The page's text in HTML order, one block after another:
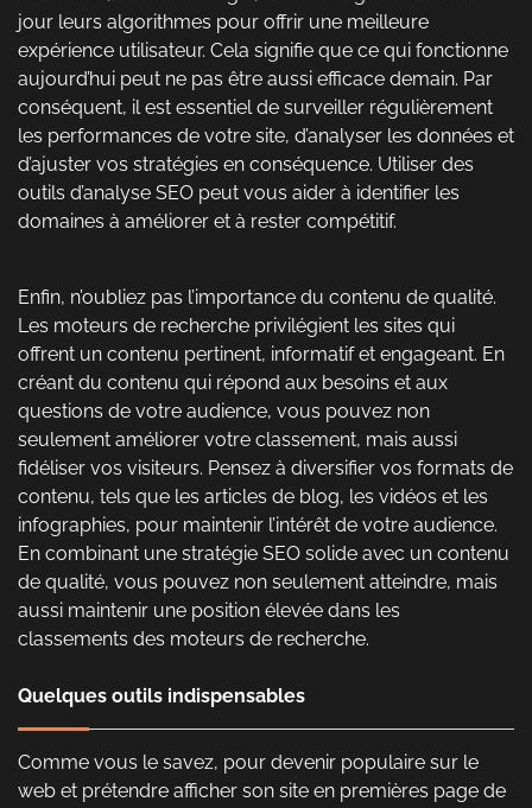
jour leurs algorithmes pour offrir une meilleure
expérience utilisateur. Cela signifie que ce qui fonctionne
aujourd’hui peut ne pas être aussi efficace demain. Par
conséquent, il est essentiel de surveiller régulièrement
les performances de votre site, d’analyser les données et
d’ajuster vos stratégies en conséquence. Utiliser des
outils d’analyse SEO peut vous aider à identifier les
domaines à améliorer et à rester compétitif.
Enfin, n’oubliez pas l’importance du contenu de qualité.
Les moteurs de recherche privilégient les sites qui
offrent un contenu pertinent, informatif et engageant. En
créant du contenu qui répond aux besoins et aux
questions de votre audience, vous pouvez non
seulement améliorer votre classement, mais aussi
fidéliser vos visiteurs. Pensez à diversifier vos formats de
contenu, tels que les articles de blog, les vidéos et les
infographies, pour maintenir l’intérêt de votre audience.
En combinant une stratégie SEO solide avec un contenu
de qualité, vous pouvez non seulement atteindre, mais
aussi maintenir une position élevée dans les
classements des moteurs de recherche.
Quelques outils indispensables
Comme vous le savez, pour devenir populaire sur le
web et prétendre afficher son site en premières page de